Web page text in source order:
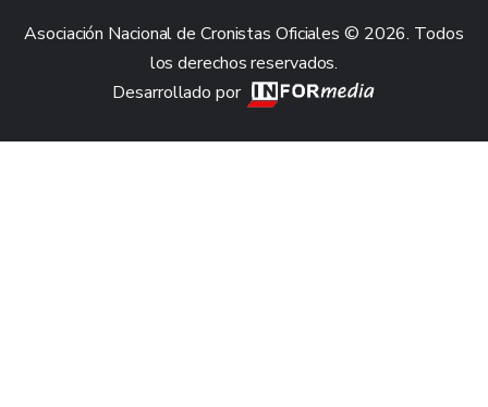
Asociación Nacional de Cronistas Oficiales © 2026. Todos
los derechos reservados.
Desarrollado por